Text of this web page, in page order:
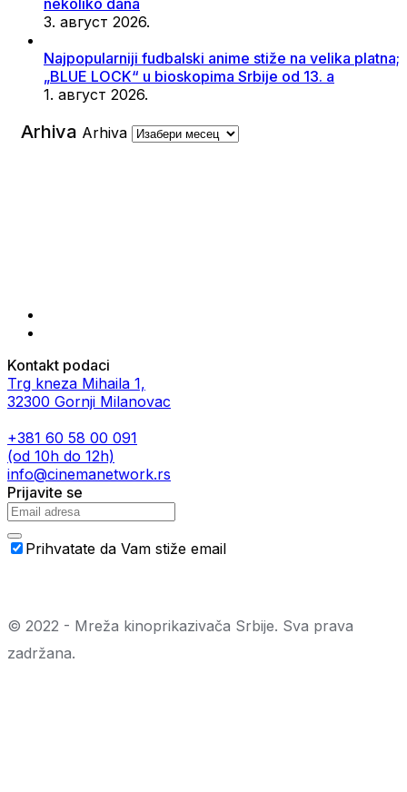
nekoliko dana
3. август 2026.
Najpopularniji fudbalski anime stiže na velika platna;
„BLUE LOCK“ u bioskopima Srbije od 13. a
1. август 2026.
Arhiva Arhiva
Kontakt podaci
Trg kneza Mihaila 1,
32300 Gornji Milanovac
+381 60 58 00 091
(od 10h do 12h)
info@cinemanetwork.rs
Prijavite se
Prihvatate da Vam stiže email
© 2022 - Mreža kinoprikazivača Srbije. Sva prava
zadržana.